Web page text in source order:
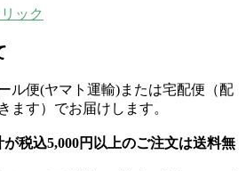
ック
ル便(ヤマト運輸)または宅配便（配
ます）でお届けします。
が税込5,000円以上のご注文は送料無